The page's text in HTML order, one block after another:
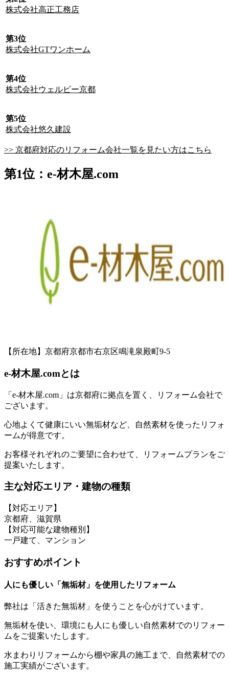
株式会社高正工務店
第3位
株式会社GTワンホーム
第4位
株式会社ウェルビー京都
第5位
株式会社悠久建設
>> 京都府対応のリフォーム会社一覧を見たい方はこちら
第1位：e-材木屋.com
【所在地】京都府京都市右京区鳴滝泉殿町9-5
e-材木屋.comとは
「e-材木屋.com」は京都府に拠点を置く、リフォーム会社で
ございます。
心地よくて健康にいい無垢材など、自然素材を使ったリフォ
ームが得意です。
お客様それぞれのご要望に合わせて、リフォームプランをご
提案いたします。
主な対応エリア・建物の種類
【対応エリア】
京都府、滋賀県
【対応可能な建物種別】
一戸建て、マンション
おすすめポイント
人にも優しい「無垢材」を使用したリフォーム
弊社は「活きた無垢材」を使うことを心がけています。
無垢材を使い、環境にも人にも優しい自然素材でのリフォー
ムをご提案いたします。
水まわりリフォームから棚や家具の施工まで、自然素材での
施工実績がございます。